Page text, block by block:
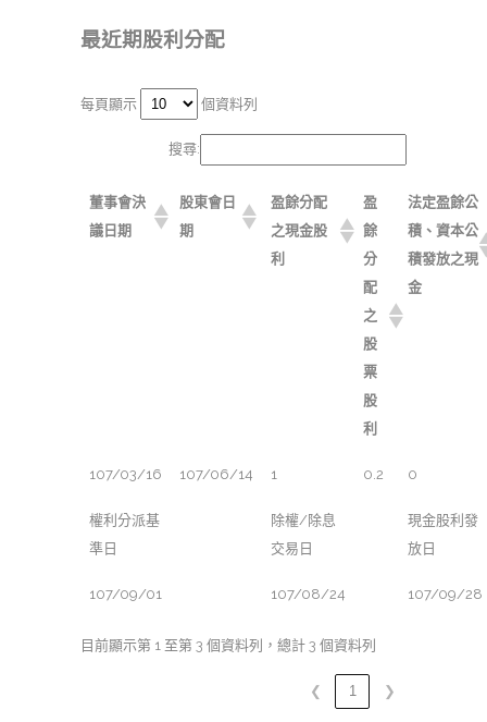
最近期股利分配
每頁顯示 個資料列
搜尋:
董事會決
議日期
股東會日
期
盈餘分配
之現金股
利
盈
餘
分
配
之
股
票
股
利
法定盈餘公
積、資本公
積發放之現
金
107/03/16 107/06/14 1 0.2 0
權利分派基
準日
除權/除息
交易日
現金股利發
放日
107/09/01 107/08/24 107/09/28
目前顯示第 1 至第 3 個資料列，總計 3 個資料列
❮ 1 ❯